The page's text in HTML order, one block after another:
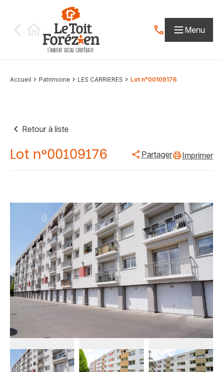
Contactez-nous
Menu
Accueil Patrimoine LES CARRIERES Lot n°00109176
Retour à liste
Lot n°00109176 Partager Imprimer